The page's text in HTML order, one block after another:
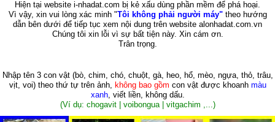
Hiện tại website i-nhadat.com bị kẻ xấu dùng phần mềm để phá hoại.
Vì vậy, xin vui lòng xác minh "Tôi không phải người máy"theo hướng
dẫn bên dưới để tiếp tục xem nội dung trên website alonhadat.com.vn
Chúng tôi xin lỗi vì sự bất tiện này. Xin cám ơn.
Trân trọng.
Nhập tên 3 con vật (bò, chim, chó, chuột, gà, heo, hổ, mèo, ngựa, thỏ, trâu,
vịt, voi)theo thứ tự trên ảnh, không bao gồm con vật được khoanh màu
xanh, viết liền, không dấu.
(Ví dụ: chogavit | voibongua | vitgachim ,...)